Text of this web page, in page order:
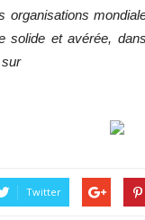
solide et avérée,
sur
Twitter